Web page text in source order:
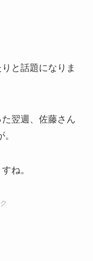
と話題になりま
翌週、佐藤さん
ね。